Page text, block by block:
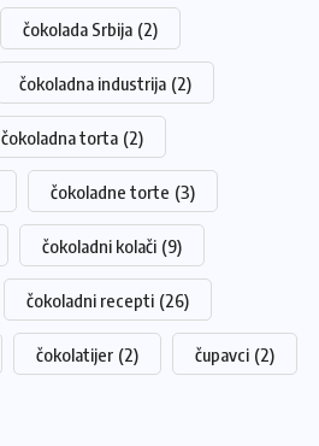
čokolada Srbija (2)
čokoladna industrija (2)
čokoladna torta (2)
čokoladne torte (3)
čokoladni kolači (9)
čokoladni recepti (26)
čokolatijer (2) čupavci (2)